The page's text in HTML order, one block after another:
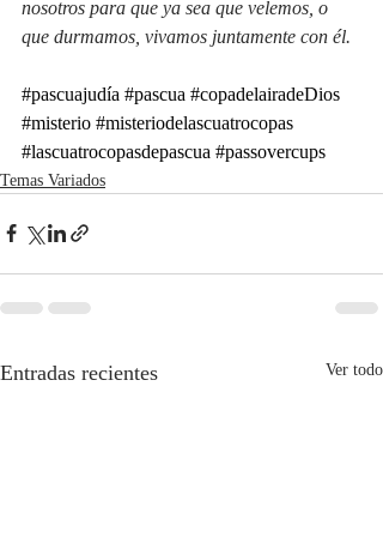
nosotros para que ya sea que velemos, o
que durmamos, vivamos juntamente con él.
#pascuajudía #pascua #copadelairadeDios
#misterio #misteriodelascuatrocopas
#lascuatrocopasdepascua #passovercups
Temas Variados
Entradas recientes Ver todo